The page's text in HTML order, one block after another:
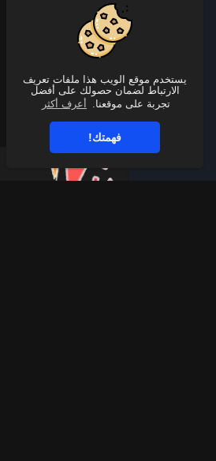
يستخدم موقع الويب هذا ملفات تعريف
الارتباط لضمان حصولك على أفضل
تجربة على موقعنا.
أعرف أكثر
فهمتك!